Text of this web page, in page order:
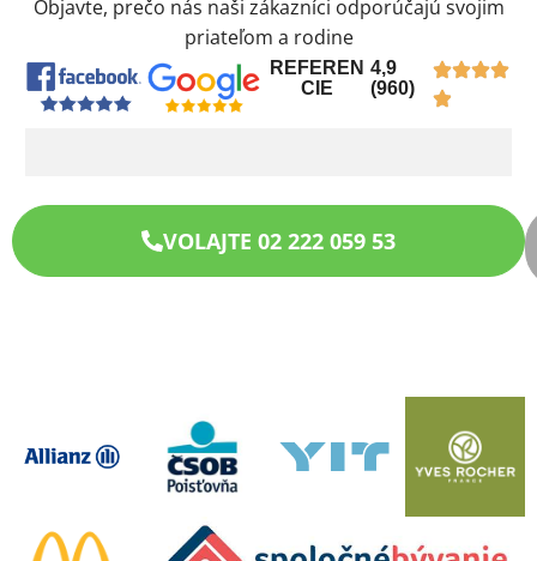
Objavte, prečo nás naši zákazníci odporúčajú svojim
priateľom a rodine
REFEREN
CIE
4,9
(960)
VOLAJTE 02 222 059 53